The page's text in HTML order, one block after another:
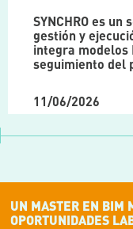
SYNCHRO es
gestión y
integra modelos
seguimiento del
11/06/2026
UN MASTER EN BIM
OPORTUNIDADES